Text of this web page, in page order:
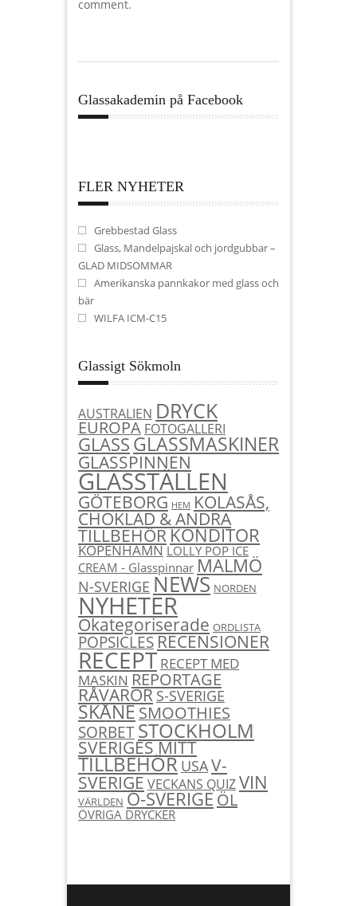
comment.
Glassakademin på Facebook
FLER NYHETER
Grebbestad Glass
Glass, Mandelpajskal och jordgubbar –
GLAD MIDSOMMAR
Amerikanska pannkakor med glass och
bär
WILFA ICM-C15
Glassigt Sökmoln
AUSTRALIEN DRYCK
EUROPA FOTOGALLERI
GLASSGLASSMASKINER
GLASSPINNEN
GLASSTÄLLEN
GÖTEBORG HEM KOLASÅS,
CHOKLAD & ANDRA
TILLBEHÖRKONDITOR
KÖPENHAMN LOLLY POP ICE
CREAM - Glasspinnar MALMÖ
N-SVERIGE NEWS NORDEN
NYHETER
Okategoriserade ORDLISTA
POPSICLESRECENSIONER
RECEPT RECEPT MED
MASKIN REPORTAGE
RÅVARORS-SVERIGE
SKÅNESMOOTHIES
SORBETSTOCKHOLM
SVERIGES MITT
TILLBEHÖR USAV-
SVERIGEVECKANS QUIZVIN
VÄRLDEN Ö-SVERIGEÖL
ÖVRIGA DRYCKER